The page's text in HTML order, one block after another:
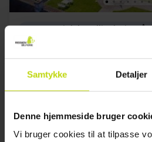
Samtykke Detaljer
Denne hjemmeside bruger
Vi bruger cookies til at tilpasse
Romantisk landlig ferie på
Skrøbelev Gods
4.2 Meget god 53 anmeldelser
Rudkøbing
Inkl. 1x 4-retters
rundvisning på godset og